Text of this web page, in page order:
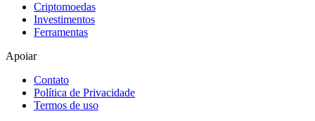
Criptomoedas
Investimentos
Ferramentas
Apoiar
Contato
Política de Privacidade
Termos de uso